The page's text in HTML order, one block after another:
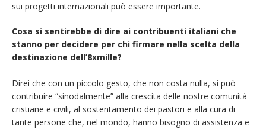
sui progetti internazionali può essere importante.
Cosa si sentirebbe di dire ai contribuenti italiani che
stanno per decidere per chi firmare nella scelta della
destinazione dell’8xmille?
Direi che con un piccolo gesto, che non costa nulla, si può
contribuire “sinodalmente” alla crescita delle nostre comunità
cristiane e civili, al sostentamento dei pastori e alla cura di
tante persone che, nel mondo, hanno bisogno di assistenza e